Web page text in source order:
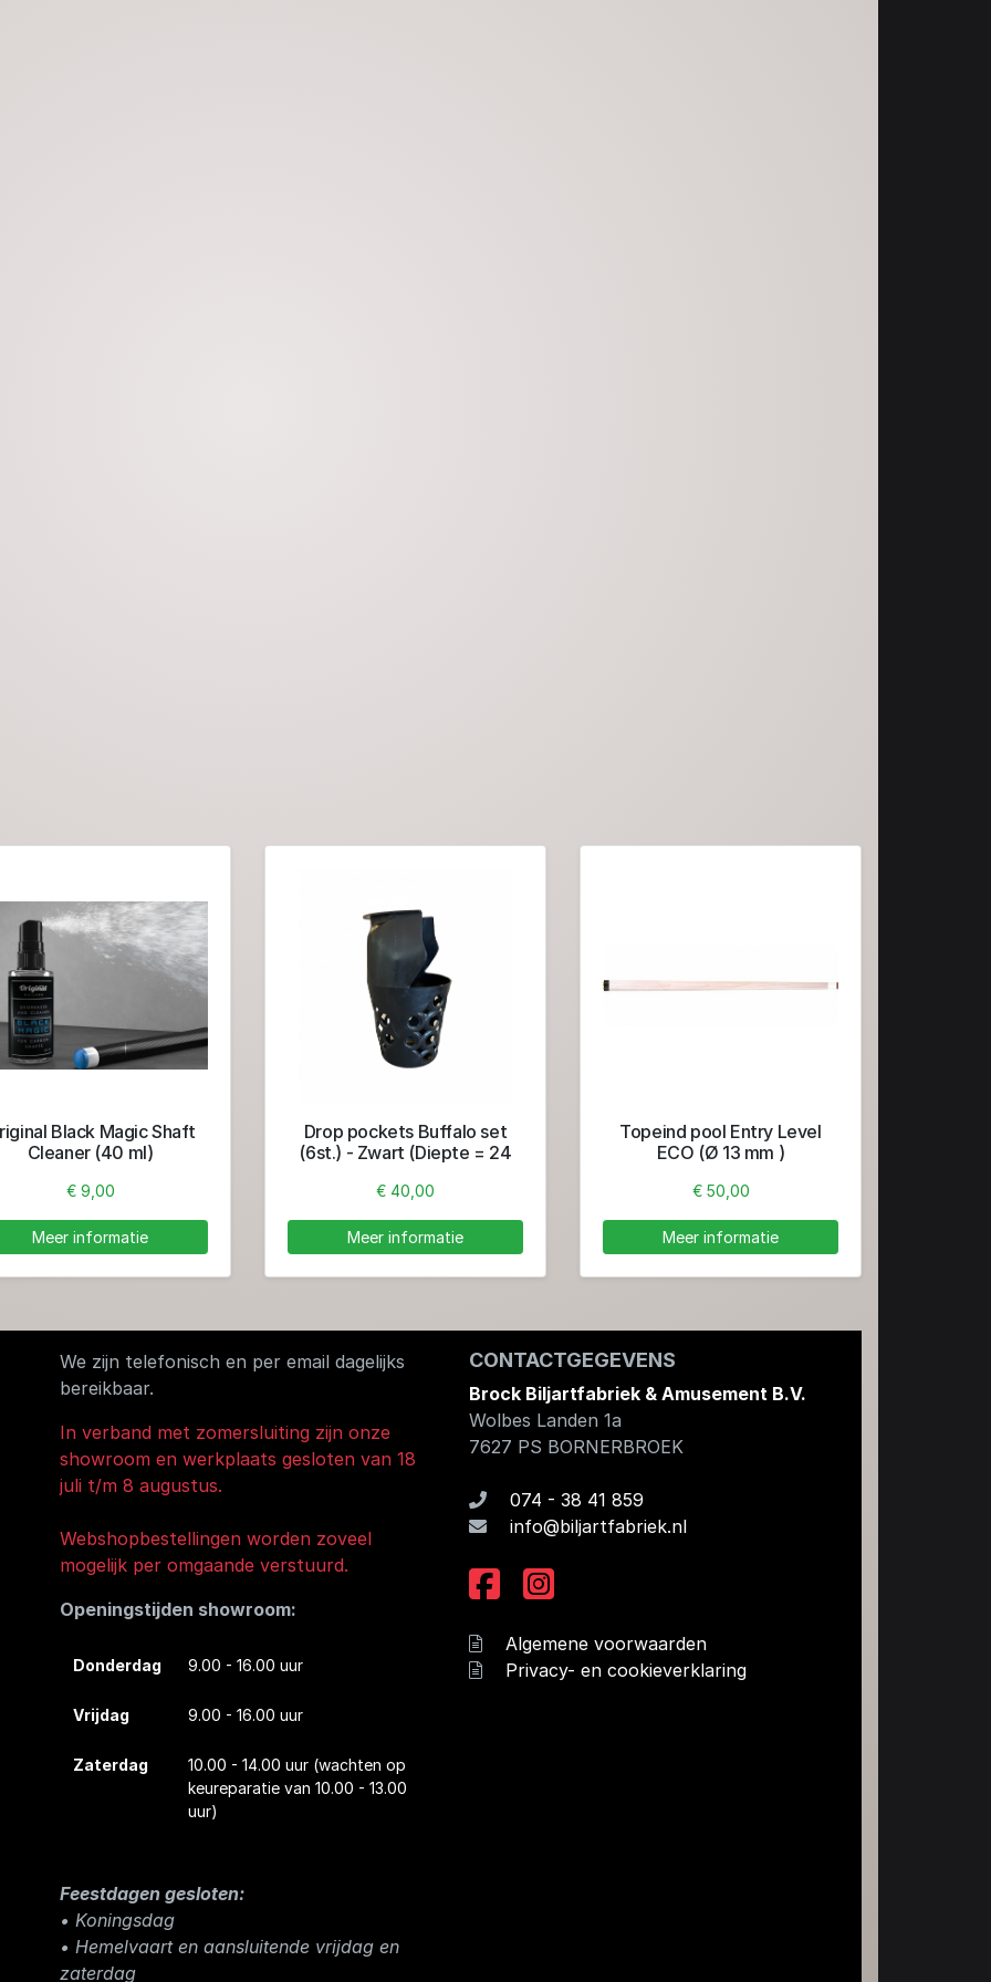
Black Magic Shaft
Cleaner (40 ml)
€ 9,00
Meer informatie
Drop pockets Buffalo set
(6st.) - Zwart (Diepte = 24
Lengte = 13,5 cm)
€ 40,00
Meer informatie
Topeind pool Entry Level
ECO (Ø 13 mm )
€ 50,00
Meer informatie
We zijn telefonisch en per email dagelijks
bereikbaar.
In verband met zomersluiting zijn onze
showroom en werkplaats gesloten van 18
juli t/m 8 augustus.
Webshopbestellingen worden zoveel
mogelijk per omgaande verstuurd.
Openingstijden showroom:
Donderdag 9.00 - 16.00 uur
Vrijdag 9.00 - 16.00 uur
Zaterdag 10.00 - 14.00 uur (wachten op
keureparatie van 10.00 - 13.00
uur)
Feestdagen gesloten:
• Koningsdag
​• Hemelvaart en aansluitende vrijdag en
zaterdag
CONTACTGEGEVENS
Brock Biljartfabriek & Amusement B.V.
Wolbes Landen 1a
7627 PS BORNERBROEK
074 - 38 41 859
info@biljartfabriek.nl
Algemene voorwaarden
Privacy- en cookieverklaring